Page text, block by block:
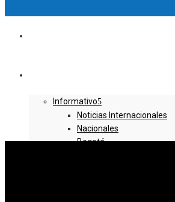
Informativo
Noticias Internacionales
Nacionales
Bogotá